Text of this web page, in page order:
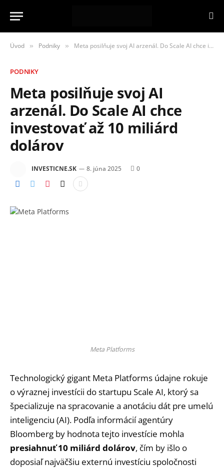
Úvod » Podniky » Meta posilňuje svoj AI arzenál. Do Scale AI chce investovať až 10 miliárd dolárov
PODNIKY
Meta posilňuje svoj AI
arzenál. Do Scale AI chce
investovať až 10 miliárd
dolárov
INVESTICNE.SK 8. júna 2025 0
Meta Platforms
Technologický gigant Meta Platforms údajne rokuje
o výraznej investícii do startupu Scale AI, ktorý sa
špecializuje na spracovanie a anotáciu dát pre umelú
inteligenciu (AI). Podľa informácií agentúry
Bloomberg by hodnota tejto investície mohla
presiahnuť 10 miliárd dolárov, čím by išlo o
doposiaľ najväčšiu externú investíciu spoločnosti